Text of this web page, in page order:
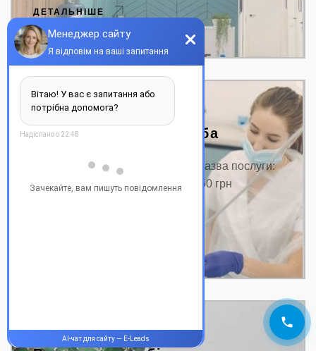
ДЕТАЛЬНІШЕ
Видалення нерва зуба
Ціна на видалення нерва зуба Назва послуги:
Ціна від, грн. Консультація від 350 грн